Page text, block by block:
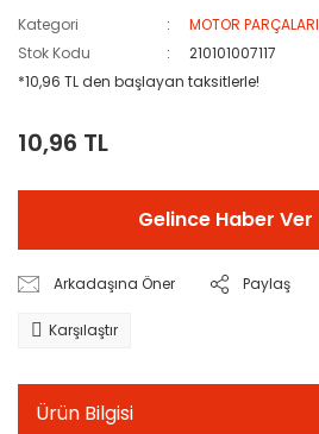
Kategori
MOTOR PARÇALARI
Stok Kodu
210101007117
*10,96 TL den başlayan taksitlerle!
10,96 TL
Gelince Haber Ver
Arkadaşına Öner Paylaş
Karşılaştır
Ürün Bilgisi